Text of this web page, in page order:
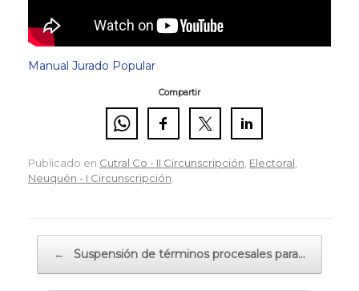
Manual Jurado Popular
Compartir
Publicado en Cutral Co - II Circunscripción Electoral
Neuquén - I Circunscripción
← Suspensión de términos procesales para…